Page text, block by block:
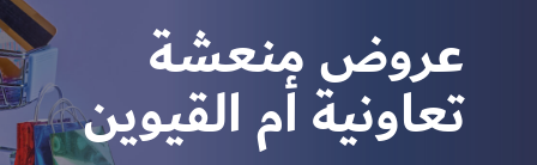
عروض منعشة
تعاونية أم القيوين